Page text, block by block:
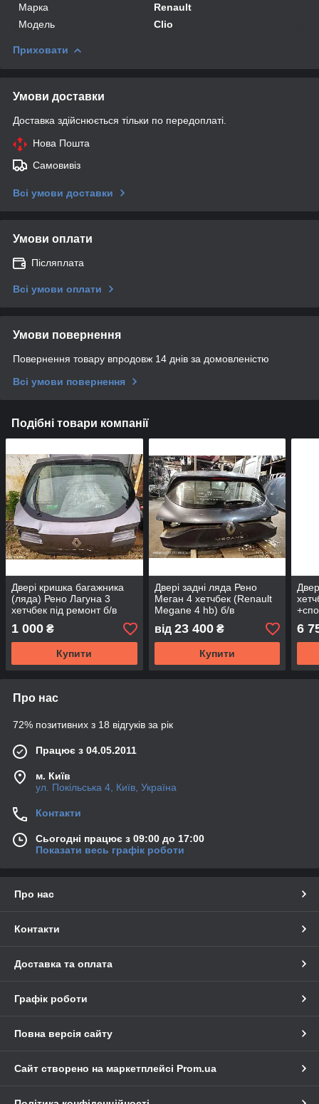
Марка
Renault
Модель
Clio
Приховати
Умови доставки
Доставка здійснюється тільки по передоплаті.
Нова Пошта
Самовивіз
Всі умови доставки
Умови оплати
Післяплата
Всі умови оплати
Умови повернення
Повернення товару впродовж 14 днів за домовленістю
Всі умови повернення
Подібні товари компанії
Двері кришка багажника
(ляда) Рено Лагуна 3
хетчбек під ремонт б/в
1 000 ₴
Купити
Двері задні ляда Рено
Меган 4 хетчбек (Renault
Megane 4 hb) б/в
від 23 400₴
Купити
6
Про нас
72% позитивних з 18 відгуків за рік
Працює з 04.05.2011
м. Київ
ул. Покільська 4, Київ, Україна
Контакти
Сьогодні працює з 09:00 до 17:00
Показати весь графік роботи
Про нас
Контакти
Доставка та оплата
Графік роботи
Повна версія сайту
Сайт створено на маркетплейсі Prom.ua